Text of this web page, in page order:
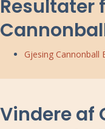
Resultater
Gjesing Cannonball
Vindere af